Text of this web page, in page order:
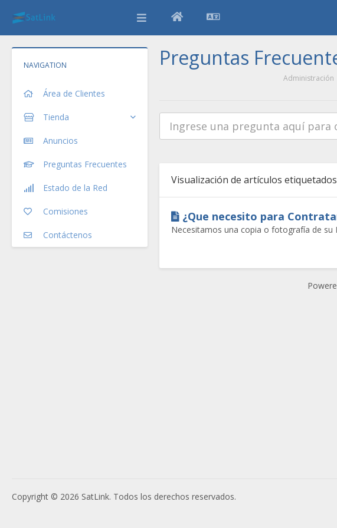
NAVIGATION
Área de Clientes
Tienda
Anuncios
Preguntas Frecuentes
Estado de la Red
Comisiones
Contáctenos
Preguntas
Administración
Visualización de artículos
¿Que necesito para
Necesitamos una copia o fotografía de su
Copyright © 2026 SatLink. Todos los derechos reservados.